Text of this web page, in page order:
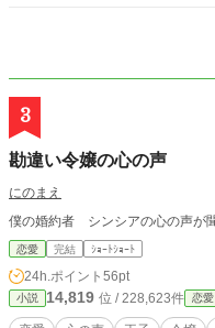
3
勘違い令嬢の心の声
にのまえ
恋愛 完結 ｼｮｰﾄｼｮｰﾄ
24h.ポイント 56pt
小説 14,819 位 / 228,623件 恋愛